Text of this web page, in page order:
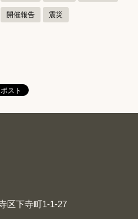
開催報告 震災
区下寺町1-1-27